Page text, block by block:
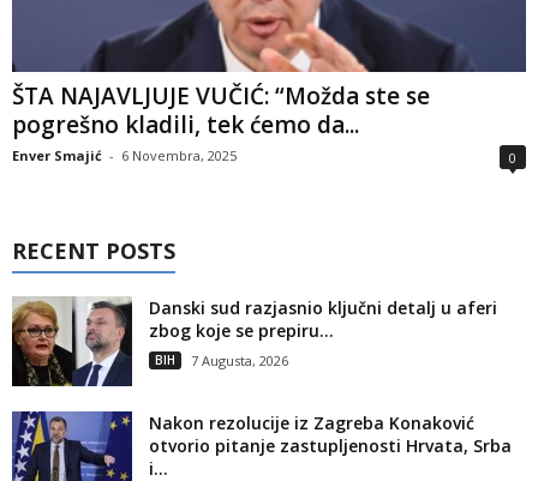
ŠTA NAJAVLJUJE VUČIĆ: “Možda ste se
pogrešno kladili, tek ćemo da...
Enver Smajić - 6 Novembra, 2025 0
RECENT POSTS
Danski sud razjasnio ključni detalj u aferi
zbog koje se prepiru...
BIH 7 Augusta, 2026
Nakon rezolucije iz Zagreba Konaković
otvorio pitanje zastupljenosti Hrvata, Srba
i...